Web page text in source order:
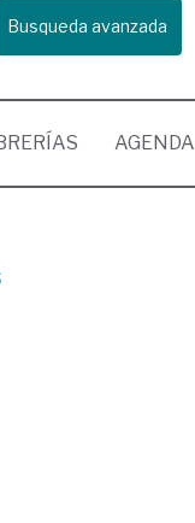
Busqueda avanzada
AGENDA